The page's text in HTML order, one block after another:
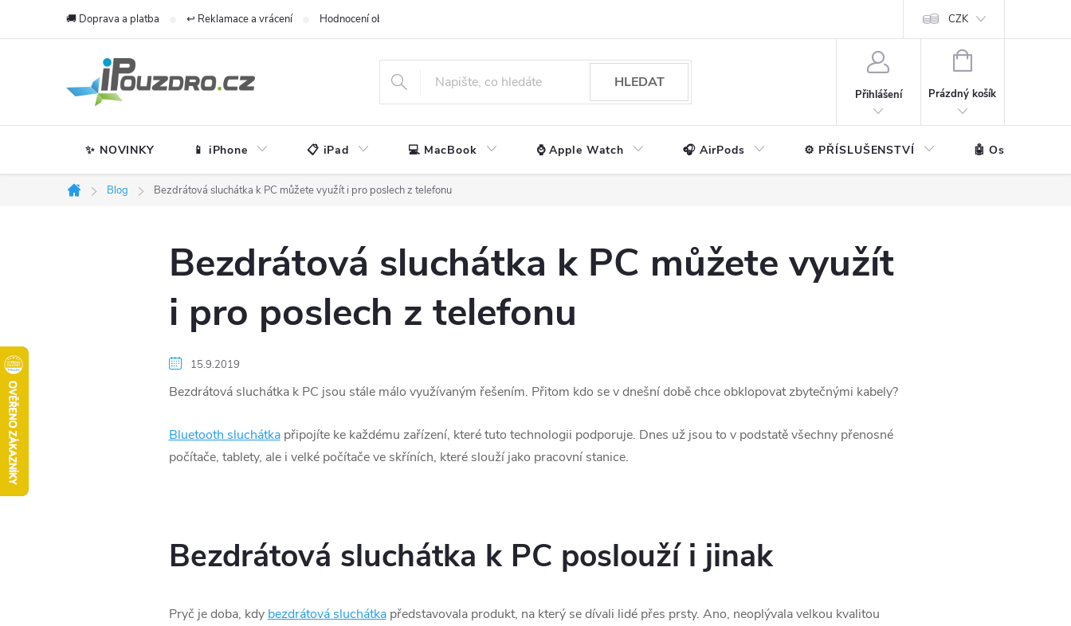
🚚 Doprava a platba ↩️ Reklamace a vrácení Hodnocení obchodu CZK
HLEDAT
Přihlášení
NÁKUPNÍ
Prázdný košík
✨ NOVINKY 📱 iPhone 📋 iPad 💻 MacBook ⌚ Apple Watch 🎧 AirPods ⚙️ PŘÍSLUŠENSTVÍ 🤖 Ostatní
Domů
Blog Bezdrátová sluchátka k PC můžete využít i pro poslech z telefonu
Bezdrátová sluchátka k PC můžete využít
i pro poslech z telefonu
15.9.2019
Bezdrátová sluchátka k PC jsou stále málo využívaným řešením. Přitom kdo se v dnešní době chce obklopovat zbytečnými kabely?
Bluetooth sluchátkapřipojíte ke každému zařízení, které tuto technologii podporuje. Dnes už jsou to v podstatě všechny přenosné
počítače, tablety, ale i velké počítače ve skříních, které slouží jako pracovní stanice.
Bezdrátová sluchátka k PC poslouží i jinak
Pryč je doba, kdy bezdrátová sluchátkapředstavovala produkt, na který se dívali lidé přes prsty. Ano, neoplývala velkou kvalitou